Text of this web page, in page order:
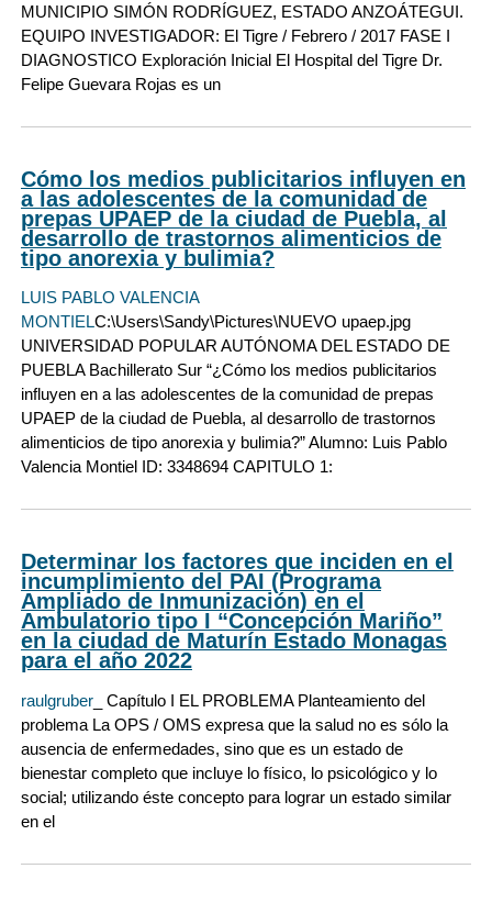
MUNICIPIO SIMÓN RODRÍGUEZ, ESTADO ANZOÁTEGUI.
EQUIPO INVESTIGADOR: El Tigre / Febrero / 2017 FASE I
DIAGNOSTICO Exploración Inicial El Hospital del Tigre Dr.
Felipe Guevara Rojas es un
Cómo los medios publicitarios influyen en
a las adolescentes de la comunidad de
prepas UPAEP de la ciudad de Puebla, al
desarrollo de trastornos alimenticios de
tipo anorexia y bulimia?
LUIS PABLO VALENCIA
MONTIELC:\Users\Sandy\Pictures\NUEVO upaep.jpg
UNIVERSIDAD POPULAR AUTÓNOMA DEL ESTADO DE
PUEBLA Bachillerato Sur “¿Cómo los medios publicitarios
influyen en a las adolescentes de la comunidad de prepas
UPAEP de la ciudad de Puebla, al desarrollo de trastornos
alimenticios de tipo anorexia y bulimia?” Alumno: Luis Pablo
Valencia Montiel ID: 3348694 CAPITULO 1:
Determinar los factores que inciden en el
incumplimiento del PAI (Programa
Ampliado de Inmunización) en el
Ambulatorio tipo I “Concepción Mariño”
en la ciudad de Maturín Estado Monagas
para el año 2022
raulgruber _ Capítulo I EL PROBLEMA Planteamiento del
problema La OPS / OMS expresa que la salud no es sólo la
ausencia de enfermedades, sino que es un estado de
bienestar completo que incluye lo físico, lo psicológico y lo
social; utilizando éste concepto para lograr un estado similar
en el